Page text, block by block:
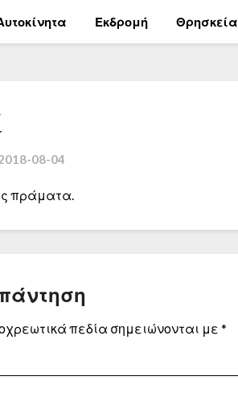
Εκδρομή Θρησκεία
08-04
πράματα.
πεδία σημειώνονται με *